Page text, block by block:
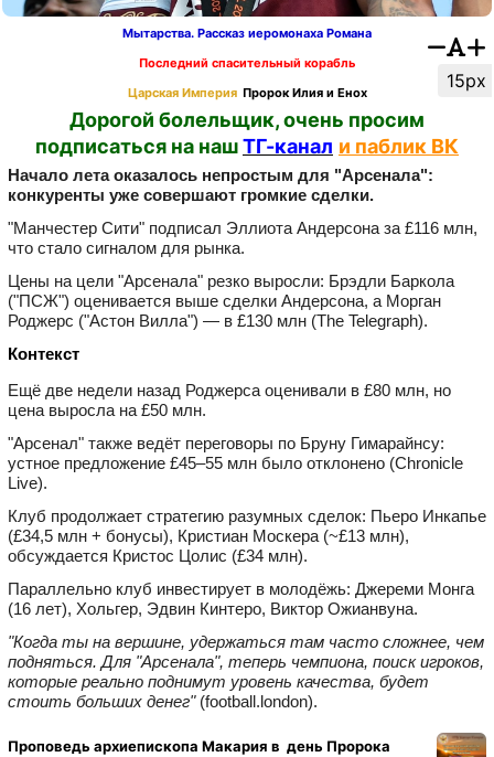
15px
Мытарства. Рассказ иеромонаха Романа
Последний спасительный корабль
Царская Империя Пророк Илия и Енох
Дорогой болельщик, очень просим
подписаться на нашТГ-канал и паблик ВК
Начало лета оказалось непростым для "Арсенала":
конкуренты уже совершают громкие сделки.
"Манчестер Сити" подписал Эллиота Андерсона за £116 млн,
что стало сигналом для рынка.
Цены на цели "Арсенала" резко выросли: Брэдли Баркола
("ПСЖ") оценивается выше сделки Андерсона, а Морган
Роджерс ("Астон Вилла") — в £130 млн (The Telegraph).
Контекст
Ещё две недели назад Роджерса оценивали в £80 млн, но
цена выросла на £50 млн.
"Арсенал" также ведёт переговоры по Бруну Гимарайнсу:
устное предложение £45–55 млн было отклонено (Chronicle
Live).
Клуб продолжает стратегию разумных сделок: Пьеро Инкапье
(£34,5 млн + бонусы), Кристиан Москера (~£13 млн),
обсуждается Кристос Цолис (£34 млн).
Параллельно клуб инвестирует в молодёжь: Джереми Монга
(16 лет), Хольгер, Эдвин Кинтеро, Виктор Ожианвуна.
"Когда ты на вершине, удержаться там часто сложнее, чем
подняться. Для "Арсенала", теперь чемпиона, поиск игроков,
которые реально поднимут уровень качества, будет
стоить больших денег" (football.london).
Проповедь архиепископа Макария в день Пророка